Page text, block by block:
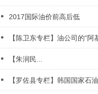
2017国际油价前高后低
【陈卫东专栏】油公司的“阿
【朱润民...
【罗佐县专栏】韩国国家石